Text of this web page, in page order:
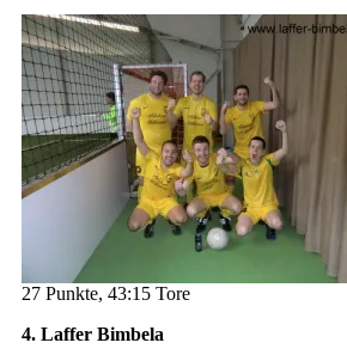
27 Punkte, 43:15 Tore
4. Laffer Bimbela